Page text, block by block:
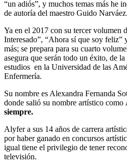
“un adiós”, y muchos temas más he
de autoría del maestro Guido Narváez.
Ya en el 2017 con su tercer volumen
Interesado”, “Ahora sí que soy feliz”
más; se prepara para su cuarto
asegura que serán todo un éxito, de
estudios en la Universidad de las
Enfermería.
Su nombre es Alexandra Fernanda
donde salió su nombre artístico como
siempre.
Alyfer a sus 14 años de carrera
por haber ganado en concursos
igual tiene el privilegio de tener
televisión.